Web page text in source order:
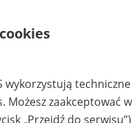
December
2014
wykorzystują
Możesz zaakceptować
„Przejdź do